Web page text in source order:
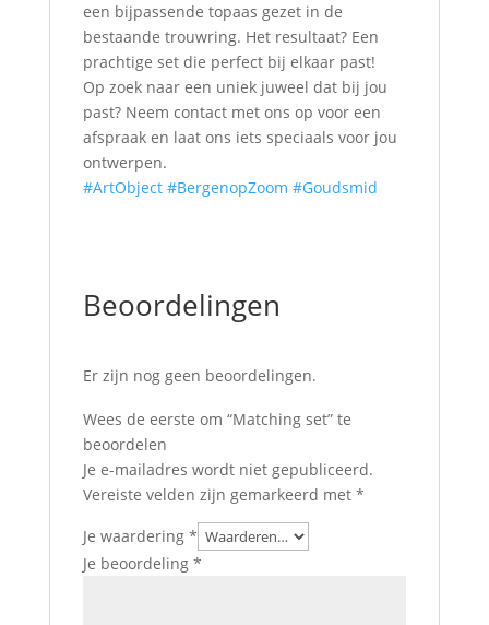
een bijpassende topaas gezet in de
bestaande trouwring. Het resultaat? Een
prachtige set die perfect bij elkaar past!
Op zoek naar een uniek juweel dat bij jou
past? Neem contact met ons op voor een
afspraak en laat ons iets speciaals voor jou
ontwerpen.
#ArtObject #BergenopZoom #Goudsmid
Beoordelingen
Er zijn nog geen beoordelingen.
Wees de eerste om “Matching set” te
beoordelen
Je e-mailadres wordt niet gepubliceerd.
Vereiste velden zijn gemarkeerd met *
Je waardering *
Je beoordeling *